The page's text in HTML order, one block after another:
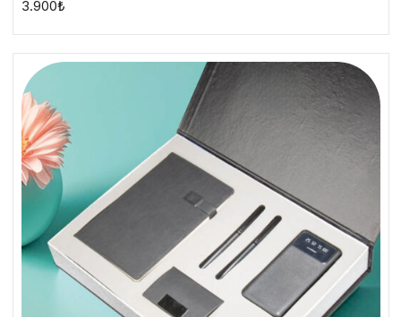
3.900₺